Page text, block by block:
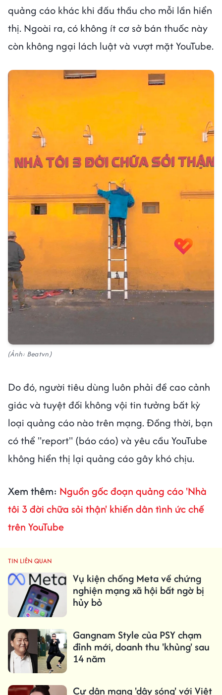
quảng cáo khác khi đấu thầu cho mỗi lần hiển
thị. Ngoài ra, có không ít cơ sở bán thuốc này
còn không ngại lách luật và vượt mặt YouTube.
(Ảnh: Beatvn)
Do đó, người tiêu dùng luôn phải đề cao cảnh
giác và tuyệt đối không vội tin tưởng bất kỳ
loại quảng cáo nào trên mạng. Đồng thời, bạn
có thể "report" (báo cáo) và yêu cầu YouTube
không hiển thị lại quảng cáo gây khó chịu.
Xem thêm: Nguồn gốc đoạn quảng cáo 'Nhà
tôi 3 đời chữa sỏi thận' khiến dân tình ức chế
trên YouTube
TIN LIÊN QUAN
Vụ kiện chống Meta về chứng
nghiện mạng xã hội bất ngờ bị
hủy bỏ
Gangnam Style của PSY chạm
đỉnh mới, doanh thu 'khủng' sau
14 năm
Cư dân mạng 'dậy sóng' với Việt